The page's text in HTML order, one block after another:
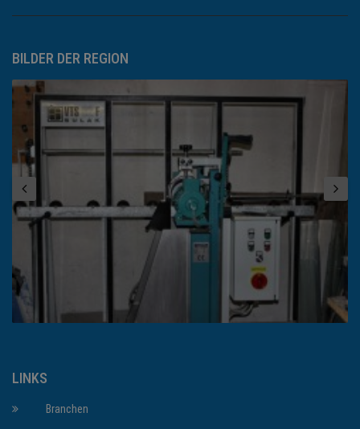
BILDER DER REGION
LINKS
Branchen